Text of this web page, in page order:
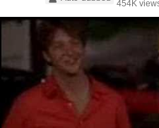
454K